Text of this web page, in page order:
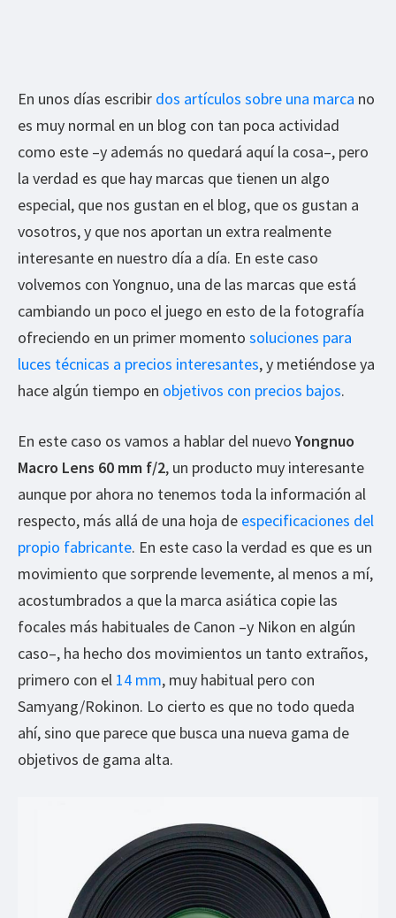
En unos días escribir dos artículos sobre una marca no
es muy normal en un blog con tan poca actividad
como este –y además no quedará aquí la cosa–, pero
la verdad es que hay marcas que tienen un algo
especial, que nos gustan en el blog, que os gustan a
vosotros, y que nos aportan un extra realmente
interesante en nuestro día a día. En este caso
volvemos con Yongnuo, una de las marcas que está
cambiando un poco el juego en esto de la fotografía
ofreciendo en un primer momento soluciones para
luces técnicas a precios interesantes, y metiéndose ya
hace algún tiempo en objetivos con precios bajos.
En este caso os vamos a hablar del nuevoYongnuo
Macro Lens 60 mm f/2, un producto muy interesante
aunque por ahora no tenemos toda la información al
respecto, más allá de una hoja de especificaciones del
propio fabricante. En este caso la verdad es que es un
movimiento que sorprende levemente, al menos a mí,
acostumbrados a que la marca asiática copie las
focales más habituales de Canon –y Nikon en algún
caso–, ha hecho dos movimientos un tanto extraños,
primero con el 14 mm, muy habitual pero con
Samyang/Rokinon. Lo cierto es que no todo queda
ahí, sino que parece que busca una nueva gama de
objetivos de gama alta.